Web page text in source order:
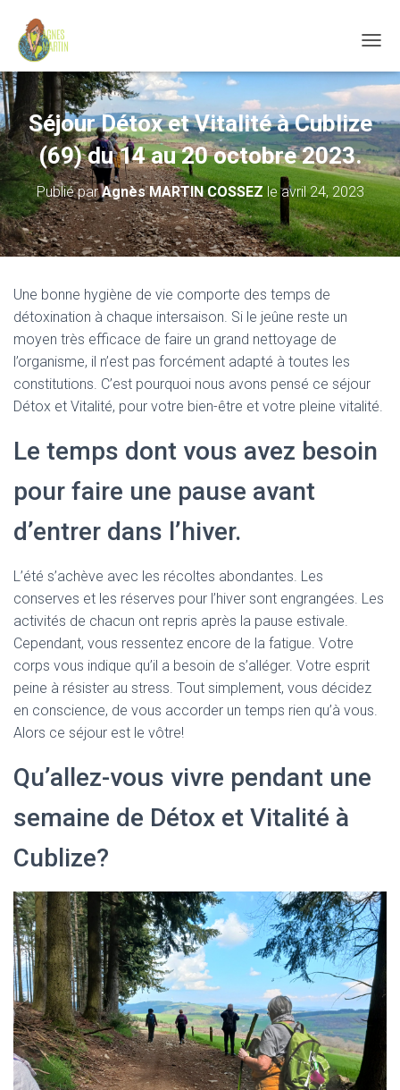
É
P
I
E
R
L
A
N
A
V
I
Séjour Détox et Vitalité à Cublize
(69) du 14 au 20 octobre 2023.
Publié parAgnès MARTIN COSSEZleavril 24, 2023
Une bonne hygiène de vie comporte des temps de
détoxination à chaque intersaison. Si le jeûne reste un
moyen très efficace de faire un grand nettoyage de
l’organisme, il n’est pas forcément adapté à toutes les
constitutions. C’est pourquoi nous avons pensé ce séjour
Détox et Vitalité, pour votre bien-être et votre pleine vitalité.
Le temps dont vous avez besoin
pour faire une pause avant
d’entrer dans l’hiver.
L’été s’achève avec les récoltes abondantes. Les
conserves et les réserves pour l’hiver sont engrangées. Les
activités de chacun ont repris après la pause estivale.
Cependant, vous ressentez encore de la fatigue. Votre
corps vous indique qu’il a besoin de s’alléger. Votre esprit
peine à résister au stress. Tout simplement, vous décidez
en conscience, de vous accorder un temps rien qu’à vous.
Alors ce séjour est le vôtre!
Qu’allez-vous vivre pendant une
semaine de Détox et Vitalité à
Cublize?